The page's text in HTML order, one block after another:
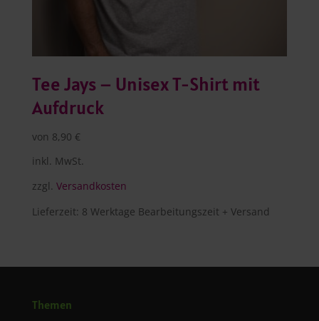
Tee Jays – Unisex T-Shirt mit
Aufdruck
von 8,90 €
inkl. MwSt.
zzgl. Versandkosten
Lieferzeit: 8 Werktage Bearbeitungszeit + Versand
Themen